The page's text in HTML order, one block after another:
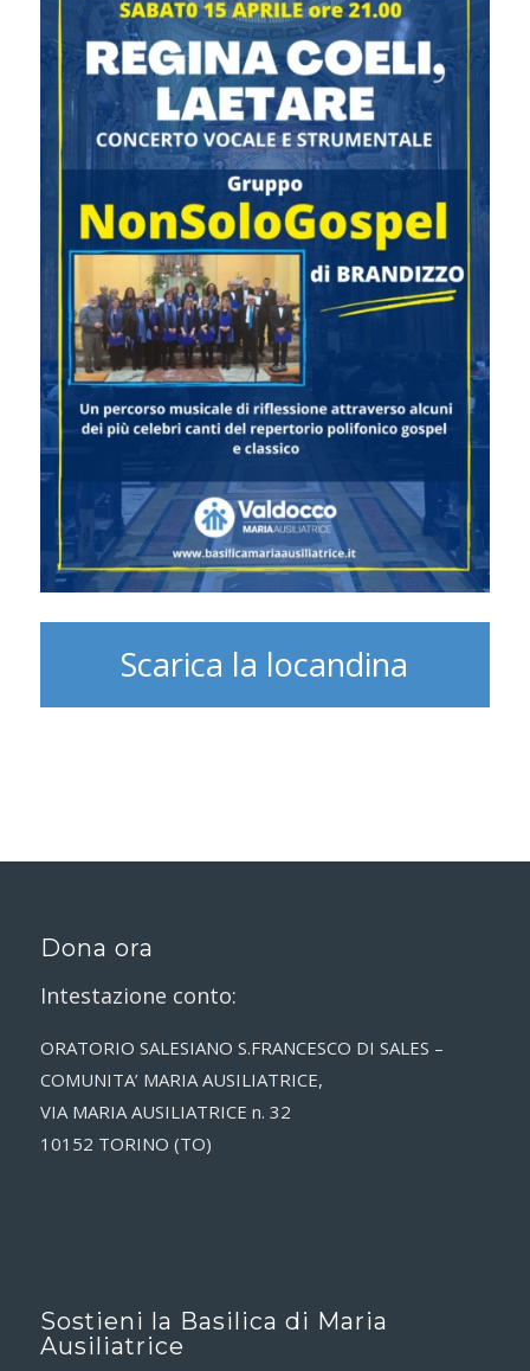
Scarica la locandina
Dona ora
Intestazione conto:
ORATORIO SALESIANO S.FRANCESCO DI SALES –
COMUNITA’ MARIA AUSILIATRICE,
VIA MARIA AUSILIATRICE n. 32
10152 TORINO (TO)
Sostieni la Basilica di Maria
Ausiliatrice